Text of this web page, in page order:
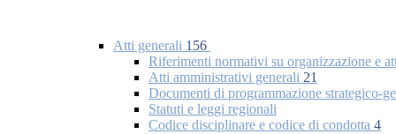
Atti generali 156
Riferimenti normativi su organizzazione e
Atti amministrativi generali 21
Documenti di programmazione strategico-
Statuti e leggi regionali
Codice disciplinare e codice di condotta 4